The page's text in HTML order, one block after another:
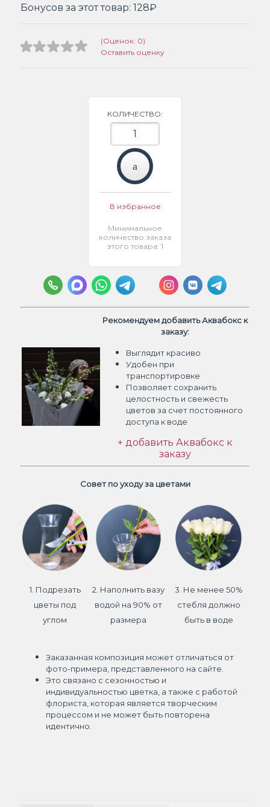
Бонусов за этот товар: 128₽
(Оценок: 0)
Оставить оценку
КОЛИЧЕСТВО:
В избранное
Минимальное
количество заказа
этого товара: 1
Рекомендуем добавить Аквабокс к
заказу:
Выглядит красиво
Удобен при
транспортировке
Позволяет сохранить
целостность и свежесть
цветов за счет постоянного
доступа к воде
+ добавить Аквабокс к
заказу
Совет по уходу за цветами
1. Подрезать
цветы под
углом
2. Наполнить вазу
водой на 90% от
размера
3. Не менее 50%
стебля должно
быть в воде
Заказанная композиция может отличаться от
фото-примера, представленного на сайте.
Это связано с сезонностью и
индивидуальностью цветка, а также с работой
флориста, которая является творческим
процессом и не может быть повторена
идентично.